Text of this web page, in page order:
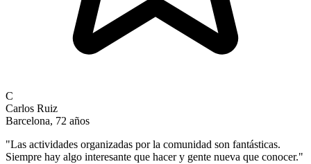
C
Carlos Ruiz
Barcelona, 72 años
"Las actividades organizadas por la comunidad son fantásticas.
Siempre hay algo interesante que hacer y gente nueva que conocer."